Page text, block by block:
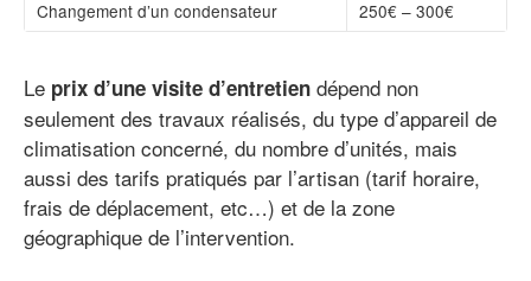
Changement d’un condensateur
250€ – 300€
Le prix d’une visite d’entretien dépend non
seulement des travaux réalisés, du type d’appareil de
climatisation concerné, du nombre d’unités, mais
aussi des tarifs pratiqués par l’artisan (tarif horaire,
frais de déplacement, etc…) et de la zone
géographique de l’intervention.